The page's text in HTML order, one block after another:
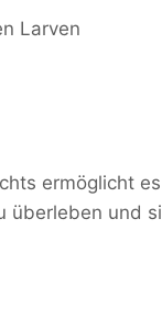
Larven
ermöglicht
überleben und